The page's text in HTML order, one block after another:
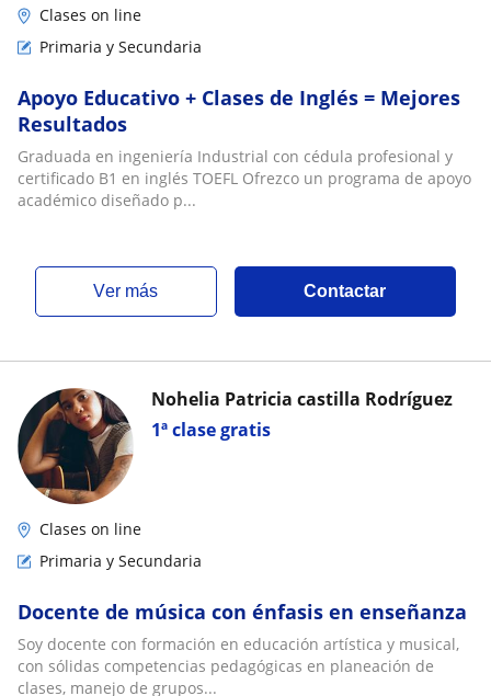
Clases on line
Primaria y Secundaria
Apoyo Educativo + Clases de Inglés = Mejores
Resultados
Graduada en ingeniería Industrial con cédula profesional y
certificado B1 en inglés TOEFL Ofrezco un programa de apoyo
académico diseñado p...
ver más Contactar
1ª clase gratis
Nohelia Patricia castilla Rodríguez
Clases on line
Primaria y Secundaria
Docente de música con énfasis en enseñanza
Soy docente con formación en educación artística y musical,
con sólidas competencias pedagógicas en planeación de
clases, manejo de grupos...